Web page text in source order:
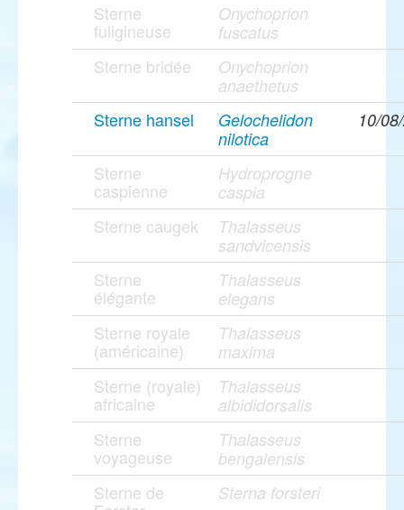
Sterne
fuligineuse
Onychoprion
fuscatus
Sterne bridée
Onychoprion
anaethetus
Sterne hansel
Gelochelidon
nilotica
10/
Sterne
caspienne
Hydroprogne
caspia
Sterne caugek
Thalasseus
sandvicensis
Sterne
élégante
Thalasseus
elegans
Sterne royale
(américaine)
Thalasseus
maxima
Sterne (royale)
africaine
Thalasseus
albididorsalis
Sterne
voyageuse
Thalasseus
bengalensis
Sterne de Sterna forsteri